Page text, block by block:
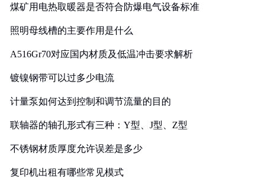
煤矿用电热取暖器是否符合防爆电气设备标准
照明母线槽的主要作用是什么
A516Gr70对应国内材质及低温冲击要求解析
镀镍钢带可以过多少电流
计量泵如何达到控制和调节流量的目的
联轴器的轴孔形式有三种：Y型、J型、Z型
不锈钢材质厚度允许误差是多少
复印机出租有哪些常见模式